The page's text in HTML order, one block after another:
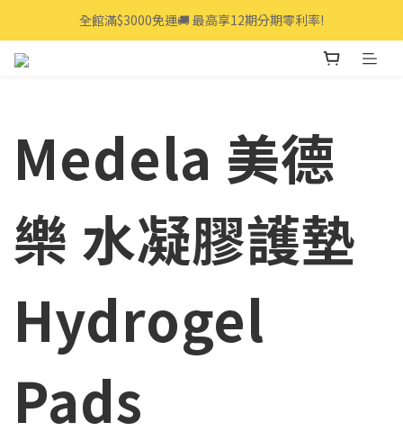
全館滿$3000免運🚚 最高享12期分期零利率!
全館滿$3000免運🚚 最高享12期分期零利率!
Medela 美德
樂 水凝膠護墊
Hydrogel
Pads